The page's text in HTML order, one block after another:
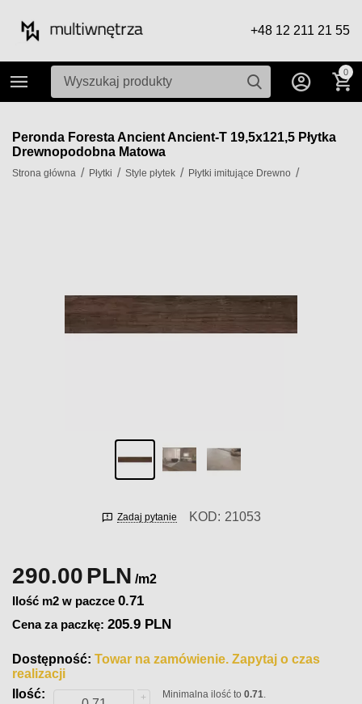
+48 12 211 21 55
0
Peronda Foresta Ancient Ancient-T 19,5x121,5 Płytka
Drewnopodobna Matowa
Strona główna / Płytki / Style płytek / Płytki imitujące Drewno /
Zadaj pytanie KOD: 21053
290.00PLN /m2
Ilość m2 w paczce 0.71
Cena za paczkę:205.9 PLN
Dostępność: Towar na zamówienie. Zapytaj o czas
realizacji
Ilość:
+
Minimalna ilość to0.71.